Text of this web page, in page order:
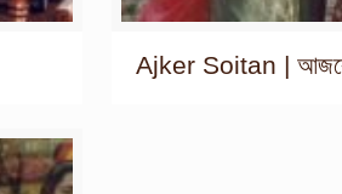
Ajker Soitan |